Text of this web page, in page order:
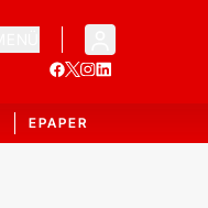
EPAPER